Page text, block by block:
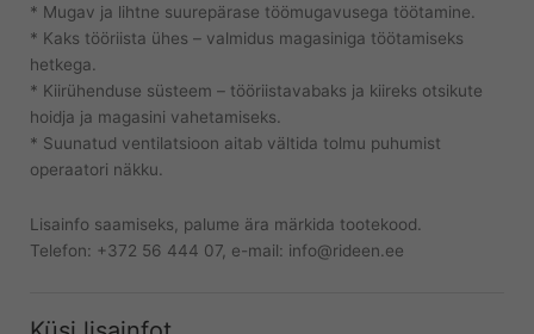
* Mugav ja lihtne suurepärase töömugavusega töötamine.
* Kaks tööriista ühes – valmidus magasiniga töötamiseks
hetkega.
* Kiirühenduse süsteem – tööriistavabaks ja kiireks otsikute
hoidja ja magasini vahetamiseks.
* Suunatud ventilatsioon aitab vältida tolmu puhumist
operaatori näkku.
Lisainfo saamiseks, palume ära märkida tootekood.
Telefon: +372 56 444 07, e-mail: info@rideen.ee